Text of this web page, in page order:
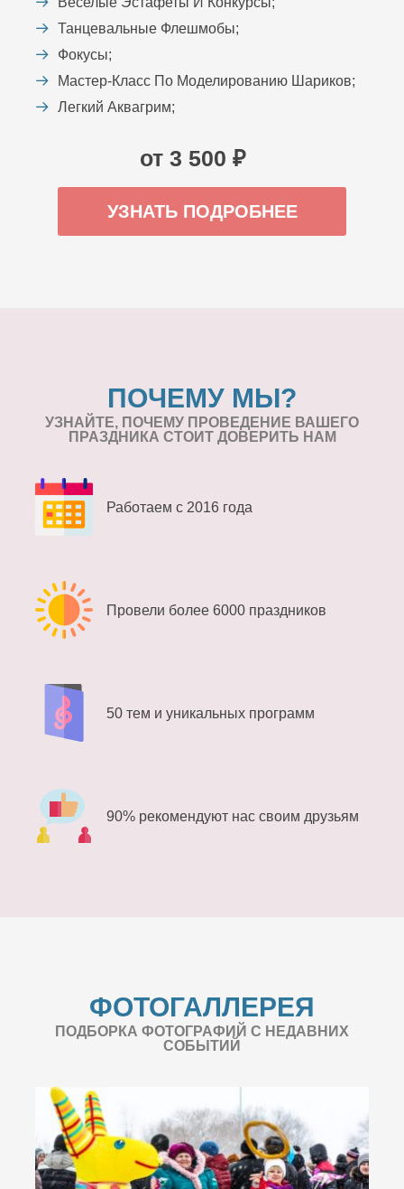
Танцевальные Флешмобы;
Фокусы;
Мастер-Класс По Моделированию Шариков;
Легкий Аквагрим;
от 3 500 ₽
УЗНАТЬ ПОДРОБНЕЕ
ПОЧЕМУ МЫ?
УЗНАЙТЕ, ПОЧЕМУ ПРОВЕДЕНИЕ ВАШЕГО
ПРАЗДНИКА СТОИТ ДОВЕРИТЬ НАМ
Работаем с 2016 года
Провели более 6000 праздников
50 тем и уникальных программ
90% рекомендуют нас своим друзьям
ФОТОГАЛЛЕРЕЯ
ПОДБОРКА ФОТОГРАФИЙ С НЕДАВНИХ
СОБЫТИЙ